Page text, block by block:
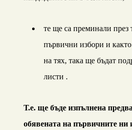
те ще са преминали през
първични избори и
на тях, така ще бъдат
листи .
Т.е. ще бъде изпълнена
обявената на първичните ни